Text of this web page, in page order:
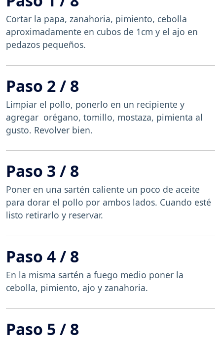
Cortar la papa, zanahoria, pimiento, cebolla
aproximadamente en cubos de 1cm y el ajo en
pedazos pequeños.
Paso 2 / 8
Limpiar el pollo, ponerlo en un recipiente y
agregar orégano, tomillo, mostaza, pimienta al
gusto. Revolver bien.
Paso 3 / 8
Poner en una sartén caliente un poco de aceite
para dorar el pollo por ambos lados. Cuando esté
listo retirarlo y reservar.
Paso 4 / 8
En la misma sartén a fuego medio poner la
cebolla, pimiento, ajo y zanahoria.
Paso 5 / 8